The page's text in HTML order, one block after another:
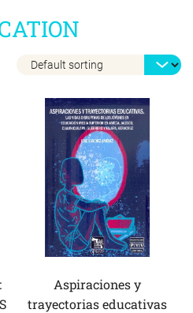
Aspiraciones y
trayectorias educativas